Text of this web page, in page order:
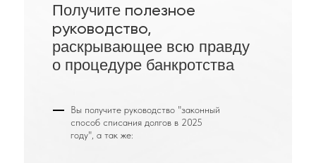
Получите полезное
руководство,
раскрывающее всю правду
о процедуре банкротства
Вы получите руководство "законный
способ списания долгов в 2025
году", а так же: